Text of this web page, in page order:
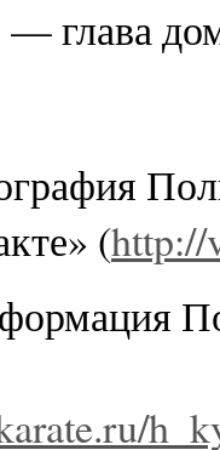
глава
(http://